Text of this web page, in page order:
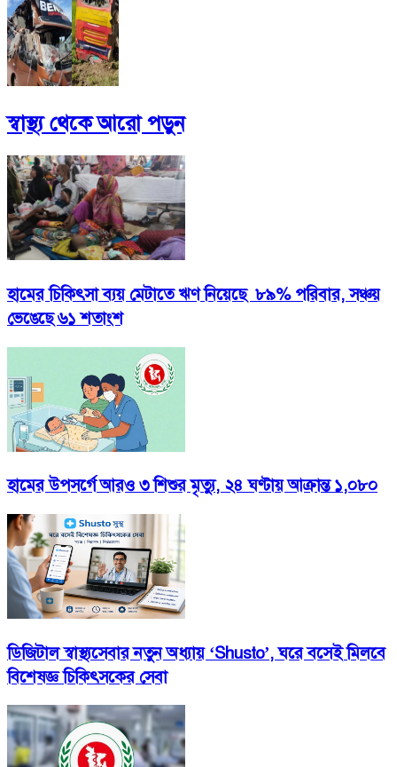
স্বাস্থ্যথেকে আরো পড়ুন
হামের চিকিৎসা ব্যয় মেটাতে ঋণ নিয়েছে ৮৯% পরিবার, সঞ্চয়
ভেঙেছে ৬১ শতাংশ
হামের উপসর্গে আরও ৩ শিশুর মৃত্যু, ২৪ ঘণ্টায় আক্রান্ত ১,০৮০
ডিজিটাল স্বাস্থ্যসেবার নতুন অধ্যায় ‘Shusto’, ঘরে বসেই মিলবে
বিশেষজ্ঞ চিকিৎসকের সেবা